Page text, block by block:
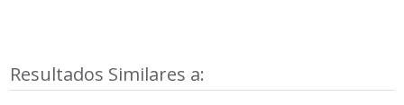
Resultados Similares a: